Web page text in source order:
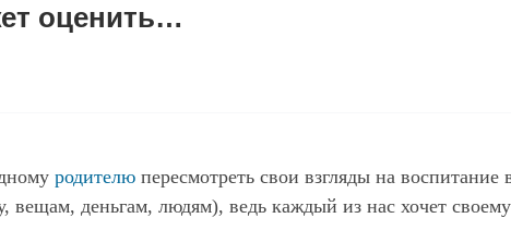
оценить…
родителю пересмотреть свои взгляды на воспитание
вещам, деньгам, людям), ведь каждый из нас хочет своему